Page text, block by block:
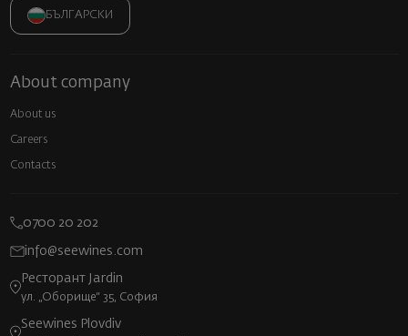
БЪЛГАРСКИ
About company
About us
Careers
Contacts
0700 20 202
info@seewines.com
Ресторант Jardin
ул. „Оборище“ 35, София
Seewines Plovdiv